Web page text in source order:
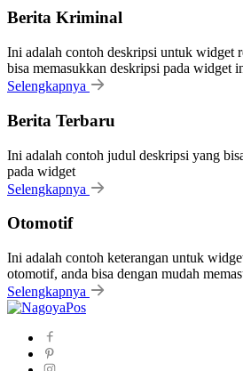
Berita Kriminal
Ini adalah contoh deskripsi untuk widget
bisa memasukkan deskripsi pada widget
Selengkapnya
Berita Terbaru
Ini adalah contoh judul deskripsi yang
pada widget
Selengkapnya
Otomotif
Ini adalah contoh keterangan untuk
otomotif, anda bisa dengan mudah
Selengkapnya